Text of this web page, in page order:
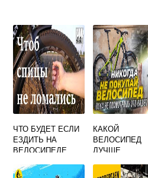
ЧТО БУДЕТ ЕСЛИ
ЕЗДИТЬ НА
ВЕЛОСИПЕДЕ
СПИЦЫ
КАКОЙ
ВЕЛОСИПЕД
ЛУЧШЕ
ОБЫЧНЫЙ